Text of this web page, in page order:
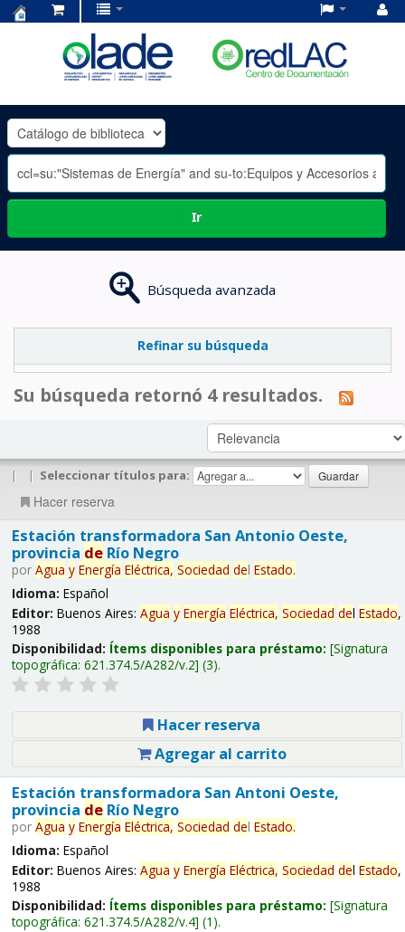
OLADE
-
Ir
Búsqueda avanzada
Refinar su búsqueda
Su búsqueda retornó 4 resultados.
| | Seleccionar títulos para:
Hacer reserva
Estación transformadora San Antonio Oeste,
provincia deRío Negro
por Agua y Energía Eléctrica, Sociedad del Estado.
Idioma: Español
Editor: Buenos Aires: Agua y Energía Eléctrica, Sociedad del Estado,
1988
Disponibilidad: Ítems disponibles para préstamo: Signatura
topográfica: 621.374.5/A282/v.2 (3).
Hacer reserva
Agregar al carrito
Estación transformadora San Antoni Oeste,
provincia deRío Negro
por Agua y Energía Eléctrica, Sociedad del Estado.
Idioma: Español
Editor: Buenos Aires: Agua y Energía Eléctrica, Sociedad del Estado,
1988
Disponibilidad: Ítems disponibles para préstamo: Signatura
topográfica: 621.374.5/A282/v.4 (1).